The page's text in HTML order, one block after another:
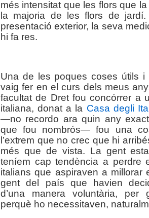
més intensitat que les flors que
la majoria de les flors de
presentació exterior, la seva
hi fa res.
Una de les poques coses útils
vaig fer en el curs dels meus
facultat de Dret fou concórrer a
italiana, donat a la Casa degli
—no recordo ara quin any
que fou nombrós— fou una
l’extrem que no crec que hi
més que de vista. La gent
teníem cap tendència a perdre
italians que aspiraven a millorar
gent del país que havien
d’una manera voluntària,
perquè ho necessitaven,